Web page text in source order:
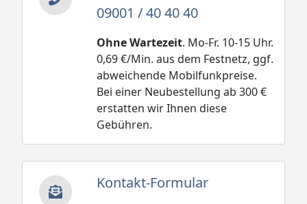
09001 / 40 40 40
Ohne Wartezeit. Mo-Fr. 10-15 Uhr.
0,69 €/Min. aus dem Festnetz, ggf.
abweichende Mobilfunkpreise.
Bei einer Neubestellung ab 300 €
erstatten wir Ihnen diese
Gebühren.
Kontakt-Formular